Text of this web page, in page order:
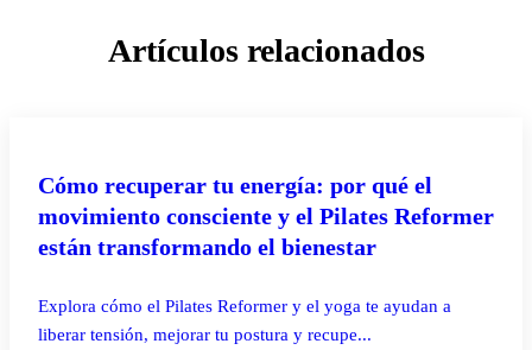
Artículos relacionados
Cómo recuperar tu energía: por qué el
movimiento consciente y el Pilates Reformer
están transformando el bienestar
Explora cómo el Pilates Reformer y el yoga te ayudan a
liberar tensión, mejorar tu postura y recupe...